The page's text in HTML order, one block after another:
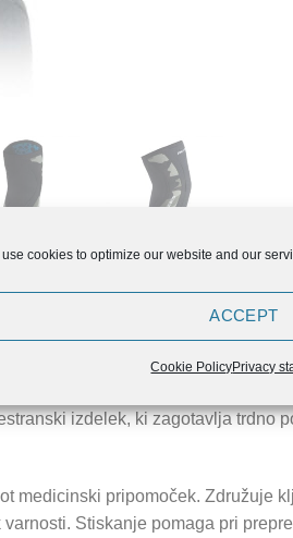
use cookies to optimize our website and our
ACCEPT
Cookie PolicyPrivacy
izdelek, ki zagotavlja trdno
medicinski pripomoček. Združuje
Stiskanje pomaga pri